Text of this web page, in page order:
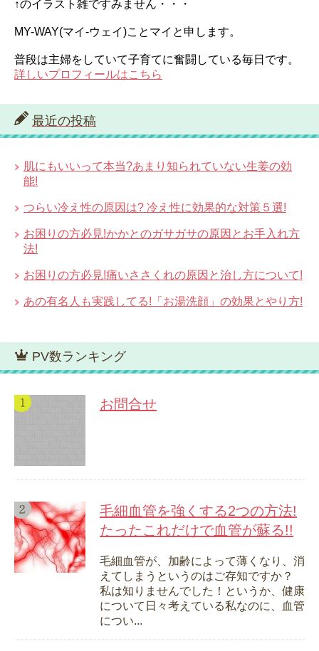
↑のイラスト雑ですみません・・・
MY-WAY(マイ-ウェイ)ことマイと申します。
普段は主婦をしていて子育てに奮闘している毎日です。
詳しいプロフィールはこちら
最近の投稿
肌にもいいって本当?あまり知られていない生姜の効
能!
つらい冷え性の原因は? 冷え性に効果的な対策５選!
お困りの方必見!かかとのガサガサの原因とお手入れ方
法!
お困りの方必見!痛いささくれの原因と治し方について!
あの有名人も実践してる!「お湯洗顔」の効果とやり方!
PV数ランキング
お問合せ
毛細血管を強くする2つの方法!
たったこれだけで血管が蘇る!!
毛細血管が、加齢によって薄くなり、消
えてしまうというのはご存知ですか？
私は知りませんでした！というか、健康
について日々考えている私なのに、血管
につい...